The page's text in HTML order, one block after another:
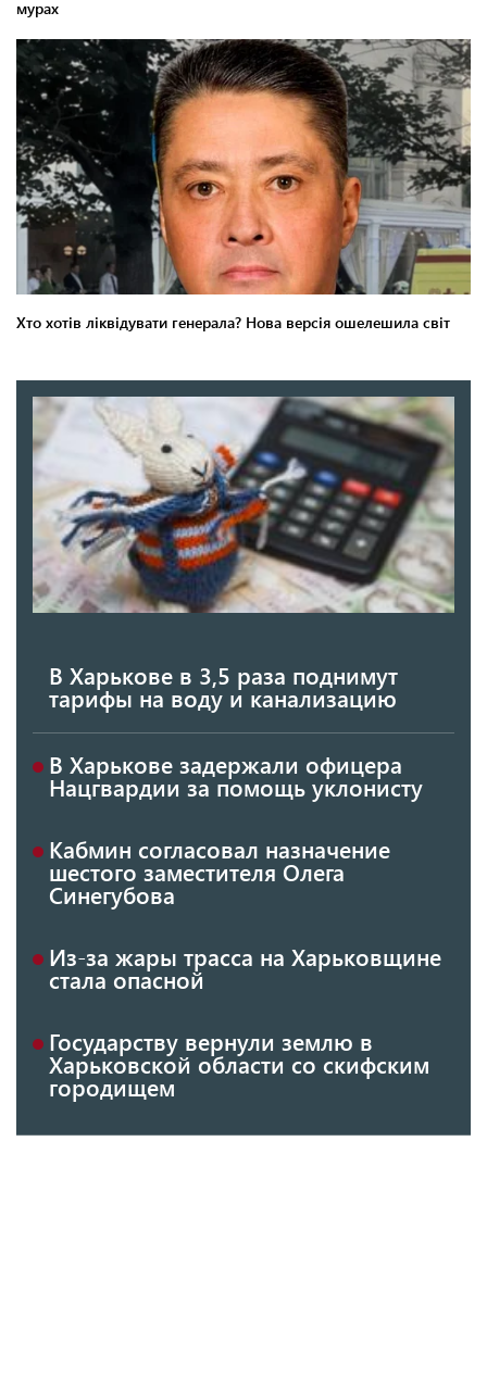
В Харькове в 3,5 раза поднимут
тарифы на воду и канализацию
В Харькове задержали офицера
Нацгвардии за помощь уклонисту
Кабмин согласовал назначение
шестого заместителя Олега
Синегубова
Из-за жары трасса на Харьковщине
стала опасной
Государству вернули землю в
Харьковской области со скифским
городищем